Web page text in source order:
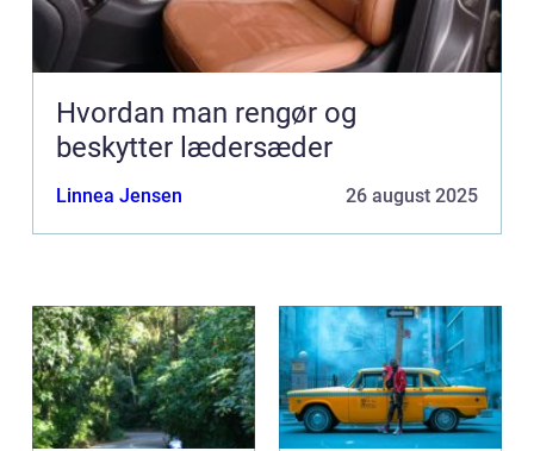
Hvordan man rengør og
beskytter lædersæder
Linnea Jensen 26 august 2025